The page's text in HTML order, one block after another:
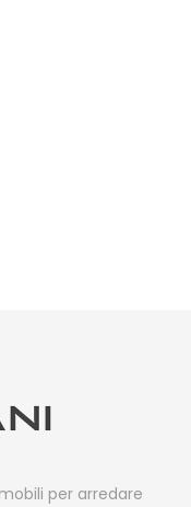
per arredare